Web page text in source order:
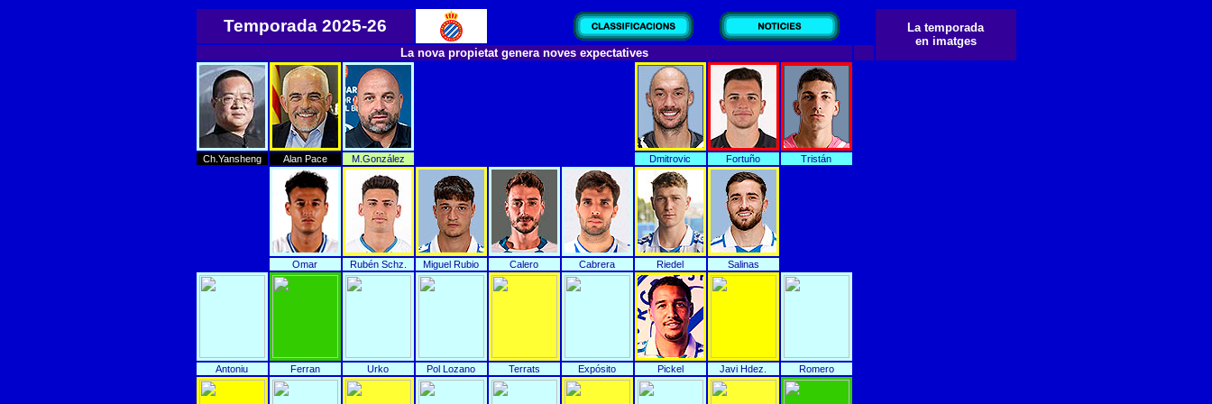
Temporada 2025-26
La temporada
en imatges
La nova propietat genera noves expectatives
Ch.Yansheng Alan Pace M.González Dmitrovic Fortuño Tristán
Omar Rubén Schz. Miguel Rubio Calero Cabrera Riedel Salinas
Antoniu Ferran Urko Pol Lozano Terrats Expósito Pickel Javi Hdez. Romero